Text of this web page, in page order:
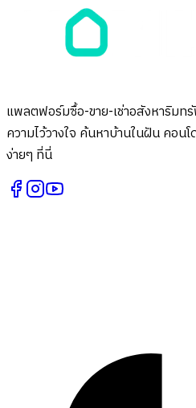
แพลตฟอร์มซื้อ-ขาย-เช่าอสังหาริมท
ความไว้วางใจ ค้นหาบ้านในฝัน คอน
ง่ายๆ ที่นี่